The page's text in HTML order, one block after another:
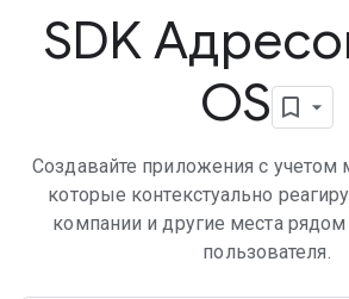
SDK
OS
Создавайте приложения с учетом
которые контекстуально
компании и другие места рядом
пользователя.